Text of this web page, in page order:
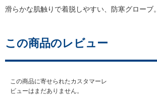
滑らかな肌触りで着脱しやすい、防寒グローブ。
この商品のレビュー
この商品に寄せられたカスタマーレ
ビューはまだありません。